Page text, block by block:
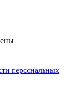
персональных